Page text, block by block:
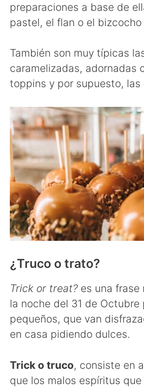
preparaciones a base de
pastel, el flan o el
También son muy típicas
caramelizadas, adornadas
toppins y por supuesto, las
¿Truco o trato?
Trick or treat?es una frase
la noche del 31 de Octubre
pequeños, que van
en casa pidiendo dulces.
Trick o truco, consiste en
que los malos espíritus que